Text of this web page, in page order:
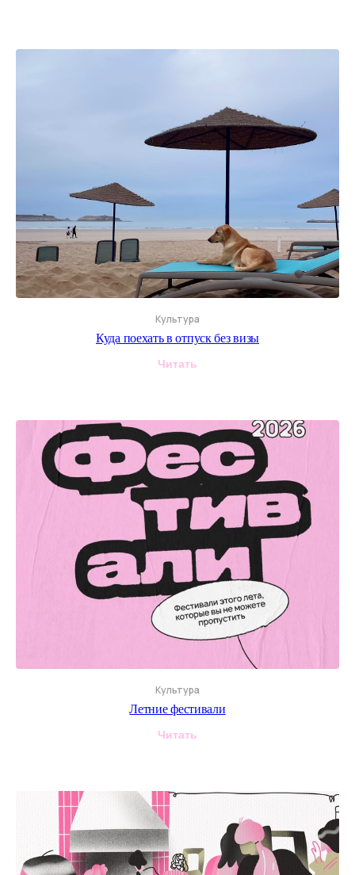
Культура
Куда поехать в отпуск без визы
Читать
Культура
Летние фестивали
Читать